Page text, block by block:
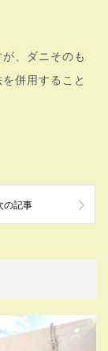
、ダニそのも
併用すること
の記事